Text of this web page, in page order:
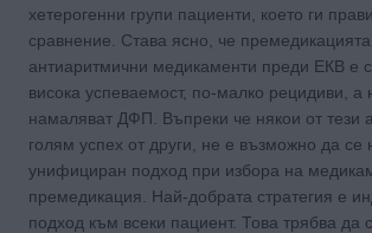
хетерогенни групи пациенти, което ги
сравнение. Става ясно, че премедикацията
антиаритмични медикаменти преди ЕКВ е
висока успеваемост, по-малко рецидиви, а
намаляват ДФП. Въпреки че някои от тези
голям успех от други, не е възможно да се
унифициран подход при избора на
премедикация. Най-добрата стратегия е
подход към всеки пациент. Това трябва да